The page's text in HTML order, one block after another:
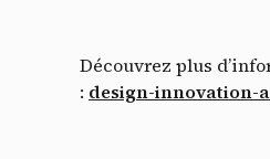
Découvrez plus
: design-innovation-